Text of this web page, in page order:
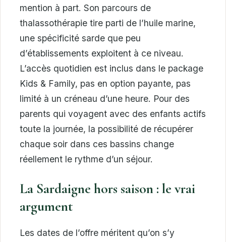
mention à part. Son parcours de
thalassothérapie tire parti de l’huile marine,
une spécificité sarde que peu
d’établissements exploitent à ce niveau.
L’accès quotidien est inclus dans le package
Kids & Family, pas en option payante, pas
limité à un créneau d’une heure. Pour des
parents qui voyagent avec des enfants actifs
toute la journée, la possibilité de récupérer
chaque soir dans ces bassins change
réellement le rythme d’un séjour.
La Sardaigne hors saison : le vrai
argument
Les dates de l’offre méritent qu’on s’y